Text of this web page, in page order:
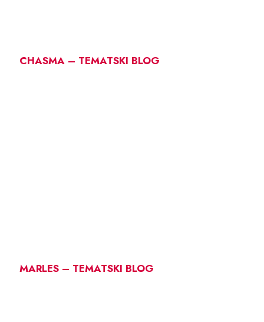
CHASMA – TEMATSKI BLOG
MARLES – TEMATSKI BLOG